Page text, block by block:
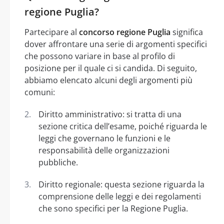
regione Puglia?
Partecipare al concorso regione Puglia significa
dover affrontare una serie di argomenti specifici
che possono variare in base al profilo di
posizione per il quale ci si candida. Di seguito,
abbiamo elencato alcuni degli argomenti più
comuni:
Diritto amministrativo: si tratta di una
sezione critica dell’esame, poiché riguarda le
leggi che governano le funzioni e le
responsabilità delle organizzazioni
pubbliche.
Diritto regionale: questa sezione riguarda la
comprensione delle leggi e dei regolamenti
che sono specifici per la Regione Puglia.